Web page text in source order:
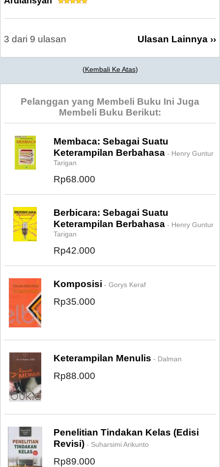
3 dari 9 ulasan Ulasan Lainnya ››
(Kembali Ke Atas)
Pelanggan yang Membeli Buku Ini Juga
Membeli Buku Berikut:
Membaca: Sebagai Suatu
Keterampilan Berbahasa - Henry Guntur
Tarigan
Rp68.000
Berbicara: Sebagai Suatu
Keterampilan Berbahasa - Henry Guntur
Tarigan
Rp42.000
Komposisi - Gorys Keraf
Rp35.000
Keterampilan Menulis - Dalman
Rp88.000
Penelitian Tindakan Kelas (Edisi
Revisi) - Suharsimi Arikunto
Rp89.000